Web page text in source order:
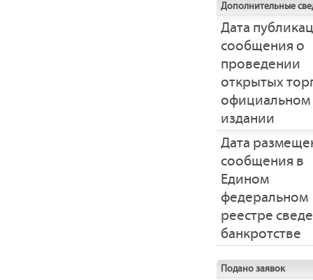
Дополнительные
Дата
сообщения о
проведении
открытых
официальном
издании
Дата
сообщения в
Едином
федеральном
реестре
банкротстве
Подано заявок